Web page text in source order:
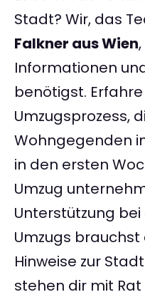
Stadt? Wir, das
Falkner aus Wien
Informationen
benötigst.
Umzugsprozess,
Wohngegenden
in den ersten
Umzug
Unterstützung
Umzugs
Hinweise zur
stehen dir mit Rat